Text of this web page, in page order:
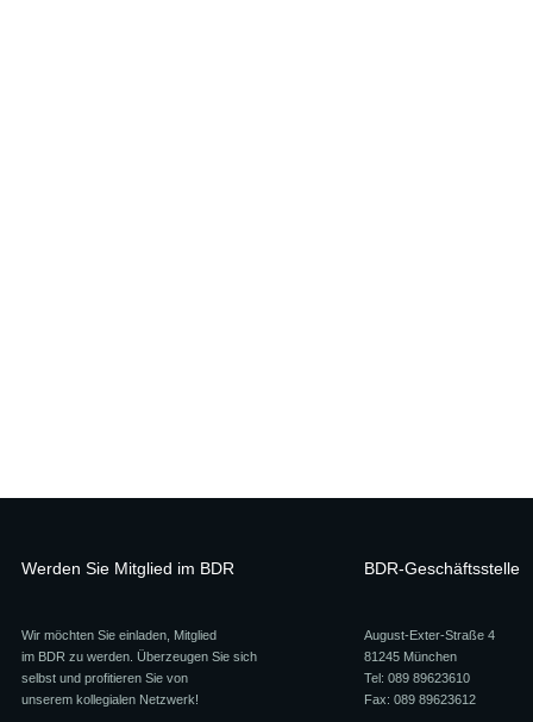
Werden Sie Mitglied im BDR
Wir möchten Sie einladen, Mitglied
im BDR zu werden. Überzeugen Sie sich
selbst und profitieren Sie von
unserem kollegialen Netzwerk!
BDR-Geschäftsstelle
August-Exter-Straße 4
81245 München
Tel: 089 89623610
Fax: 089 89623612